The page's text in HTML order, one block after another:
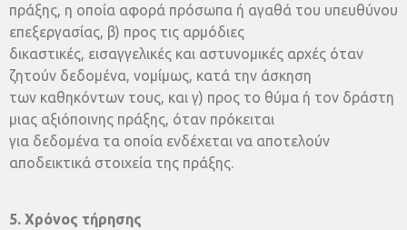
πράξης, η οποία αφορά πρόσωπα ή αγαθά του υπευθύνου
επεξεργασίας, β) προς τις αρμόδιες
δικαστικές, εισαγγελικές και αστυνομικές αρχές όταν
ζητούν δεδομένα, νομίμως, κατά την άσκηση
των καθηκόντων τους, και γ) προς το θύμα ή τον δράστη
μιας αξιόποινης πράξης, όταν πρόκειται
για δεδομένα τα οποία ενδέχεται να αποτελούν
αποδεικτικά στοιχεία της πράξης.
5. Χρόνος τήρησης